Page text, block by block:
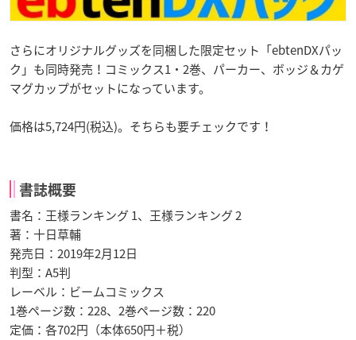
さらにオリジナルグッズを同梱した限定セット「ebtenDXパッ
ク」 も同時発売！コミックス1・2巻、パーカー、ボッジ＆カゲ
マグカップがセットになっています。
価格は5,724円(税込)。そちらも要チェックです！
書誌概要
書名：王様ランキング 1、王様ランキング 2
著：十日草輔
発売日：2019年2月12日
判型：A5判
レーベル：ビームコミックス
1巻ページ数：228、2巻ページ数：220
定価：各702円（本体650円＋税）